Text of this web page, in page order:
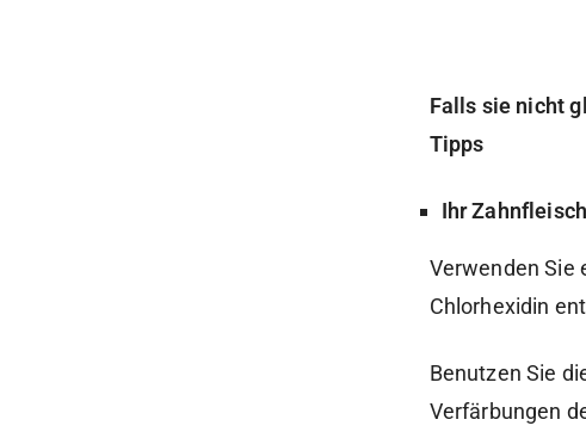
Falls sie nicht
Tipps
Ihr
Verwenden Sie
Chlorhexidin
Benutzen Sie
Verfärbungen